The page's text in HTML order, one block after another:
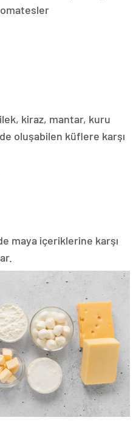
kiraz, mantar, kuru
oluşabilen küflere karşı
maya içeriklerine karşı